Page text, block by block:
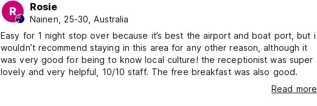
R Rosie
Nainen, 25-30, Australia
Easy for 1 night stop over because it’s best the airport and boat port, but i
wouldn’t recommend staying in this area for any other reason, although it
was very good for being to know local culture! the receptionist was super
lovely and very helpful, 10/10 staff. The free breakfast was also good.
Read more